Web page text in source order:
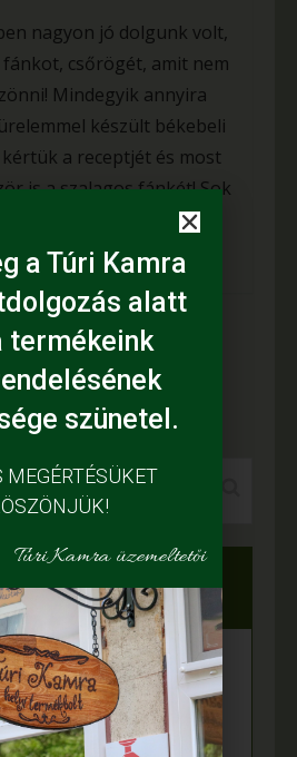
nagyon jó dolgunk volt,
csőrögét, amit nem
Mindegyik annyira
készült békebeli
a receptjét és most
is a szalagos fánkét! Sok
2 >
boltja 2021-ben és
a Túri Kamra
alatt
termékeink
szünetel.
MEGÉRTÉSÜKET
Túri Kamra üzemeltetői